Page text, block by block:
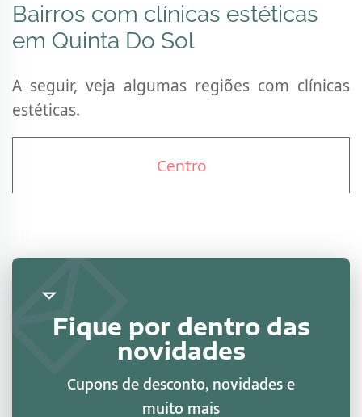
Bairros com clínicas estéticas
em Quinta Do Sol
A seguir, veja algumas regiões com clínicas
estéticas.
Centro
Fique por dentro das
novidades
Cupons de desconto, novidades e
muito mais